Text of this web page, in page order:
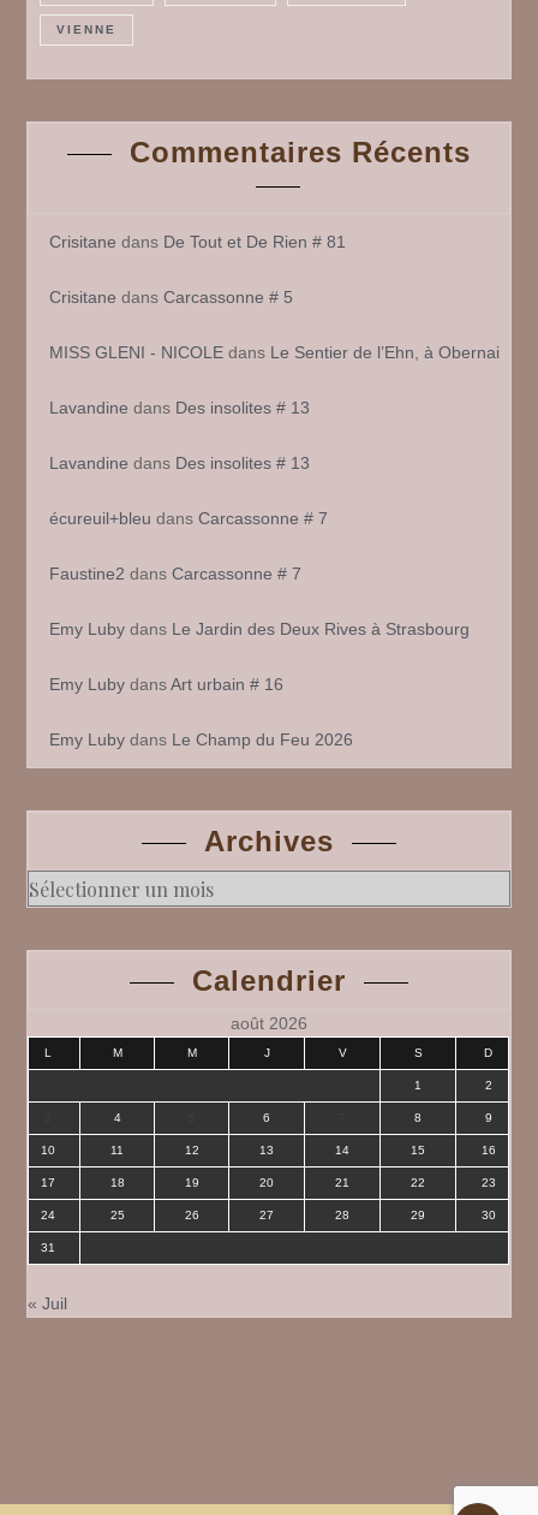
VIENNE
Commentaires Récents
Crisitane dans De Tout et De Rien # 81
Crisitane dansCarcassonne # 5
MISS GLENI - NICOLE dans Le Sentier de l’Ehn, à Obernai
Lavandine dans Des insolites # 13
Lavandine dans Des insolites # 13
écureuil+bleu dansCarcassonne # 7
Faustine2 dansCarcassonne # 7
Emy Luby dans Le Jardin des Deux Rives à Strasbourg
Emy Luby dansArt urbain # 16
Emy Luby dans Le Champ du Feu 2026
Archives
Archives
Calendrier
août 2026
L M M J V S D
1 2
4 6 8 9
10 11 12 13 14 15 16
17 18 19 20 21 22 23
24 25 26 27 28 29 30
31
« Juil